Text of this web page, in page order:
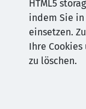
HTML5
indem Sie
einsetzen.
Ihre
zu löschen.